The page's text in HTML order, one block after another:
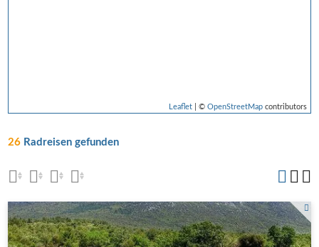
Leaflet| © OpenStreetMapcontributors
26 Radreisen gefunden